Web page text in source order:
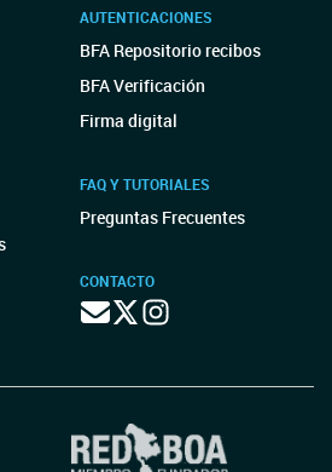
AUTENTICACIONES
BFA Repositorio recibos
BFA Verificación
Firma digital
FAQ Y TUTORIALES
Preguntas Frecuentes
CONTACTO